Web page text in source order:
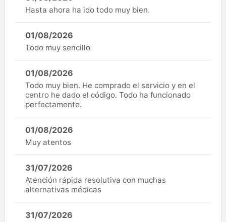
Hasta ahora ha ido todo muy bien.
01/08/2026
Todo muy sencillo
01/08/2026
Todo muy bien. He comprado el servicio y en el
centro he dado el código. Todo ha funcionado
perfectamente.
01/08/2026
Muy atentos
31/07/2026
Atención rápida resolutiva con muchas
alternativas médicas
31/07/2026